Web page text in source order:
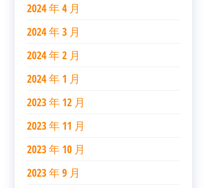
2024 年 4 月
2024 年 3 月
2024 年 2 月
2024 年 1 月
2023 年 12 月
2023 年 11 月
2023 年 10 月
2023 年 9 月